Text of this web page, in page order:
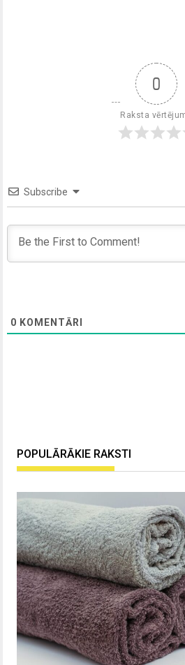
0
Raksta
Subscribe
0 KOMENTĀRI
POPULĀRĀKIE RAKSTI